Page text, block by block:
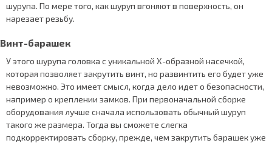
шурупа. По мере того, как шуруп вгоняют в поверхность, он
нарезает резьбу.
Винт-барашек
У этого шурупа головка с уникальной Х-образной насечкой,
которая позволяет закрутить винт, но развинтить его будет уже
невозможно. Это имеет смысл, когда дело идет о безопасности,
например о креплении замков. При первоначальной сборке
оборудования лучше сначала использовать обычный шуруп
такого же размера. Тогда вы сможете слегка
подкорректировать сборку, прежде, чем закрутить барашек уже